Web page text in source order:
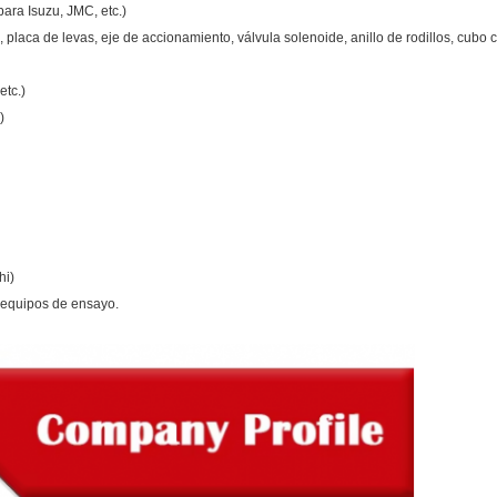
Isuzu, JMC, etc.)
de levas, eje de accionamiento, válvula solenoide, anillo de rodillos, cubo
de ensayo.